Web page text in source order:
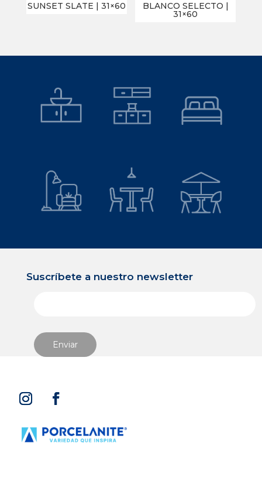
SUNSET SLATE | 31×60 BLANCO SELECTO |
31×60
Suscríbete a nuestro newsletter